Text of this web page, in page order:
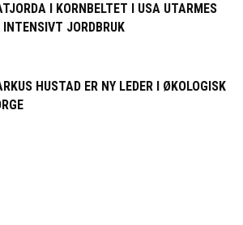
I KORNBELTET I USA UTARMES
INTENSIVT JORDBRUK
HUSTAD ER NY LEDER I ØKOLOGISK